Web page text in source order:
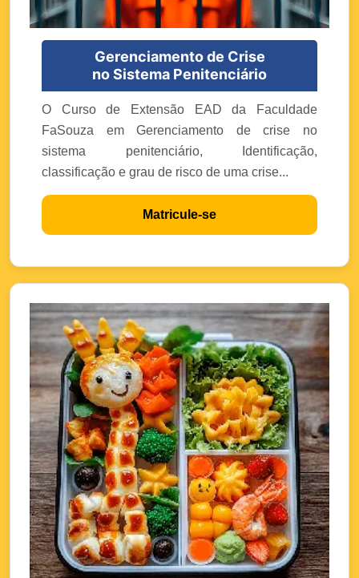
Gerenciamento de Crise
no Sistema Penitenciário
O Curso de Extensão EAD da Faculdade
FaSouza em Gerenciamento de crise no
sistema penitenciário, Identificação,
classificação e grau de risco de uma crise...
Matricule-se